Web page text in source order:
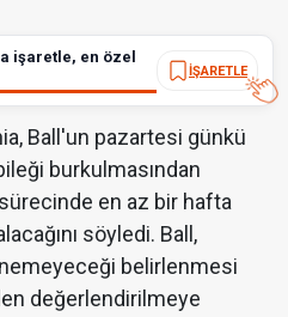
işaretle, en özel
İŞARETLE
Ball'un pazartesi günkü
burkulmasından
en az bir hafta
söyledi. Ball,
belirlenmesi
değerlendirilmeye